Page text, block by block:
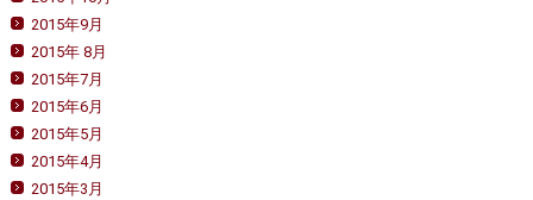
2015年9月
2015年 8月
2015年7月
2015年6月
2015年5月
2015年4月
2015年3月